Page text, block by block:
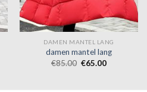
DAMEN MANTEL LANG
damen mantel lang
€85.00 €65.00